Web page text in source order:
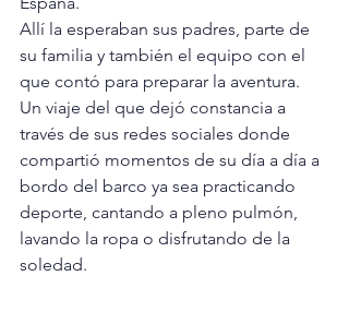
Allí la esperaban sus padres, parte de
su familia y también el equipo con el
que contó para preparar la aventura.
Un viaje del que dejó constancia a
través de sus redes sociales donde
compartió momentos de su día a día a
bordo del barco ya sea practicando
deporte, cantando a pleno pulmón,
lavando la ropa o disfrutando de la
soledad.